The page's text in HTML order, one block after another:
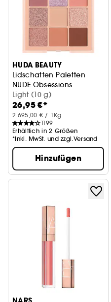
HUDA BEAUTY
Lidschatten Paletten
NUDE Obsessions
Light (10 g)
26,95 €*
2.695,00 € / 1Kg
1199
Erhältlich in 2 Größen
*Inkl. MwSt. und zzgl.Versand
Hinzufügen